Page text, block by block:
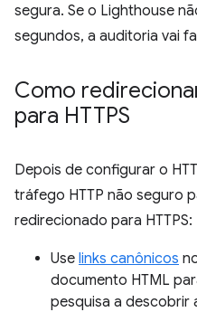
segura. Se o Lighthouse
segundos, a auditoria vai
Como
para HTTPS
Depois de configurar o
tráfego HTTP não seguro
redirecionado para HTTPS:
Use links canônicos
documento HTML
pesquisa a descobrir